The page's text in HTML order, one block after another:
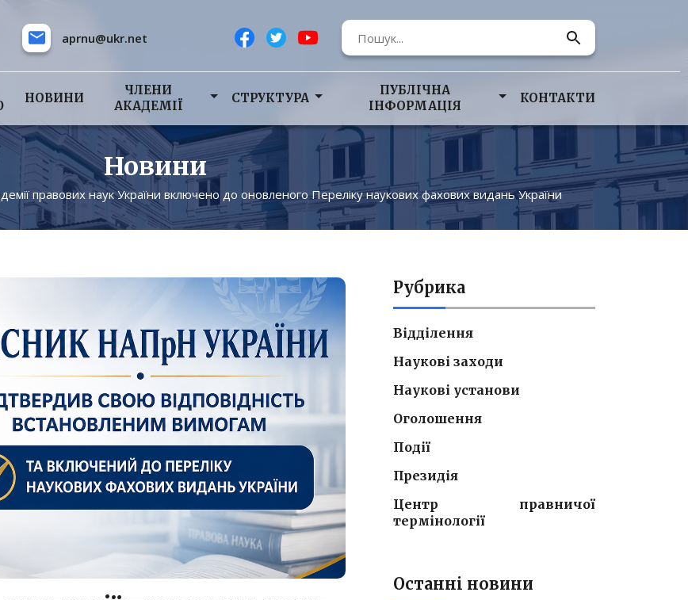
aprnu@ukr.net
НОВИНИ
ЧЛЕНИ
АКАДЕМІЇ
СТРУКТУРА
ПУБЛІЧНА
ІНФОРМАЦІЯ
КОНТАКТИ
Новини
правових наук України включено до оновленого Переліку наукових фахових видань України
Рубрика
Відділення
Наукові заходи
Наукові установи
Оголошення
Події
Президія
Центр правничої
термінології
Останні новини